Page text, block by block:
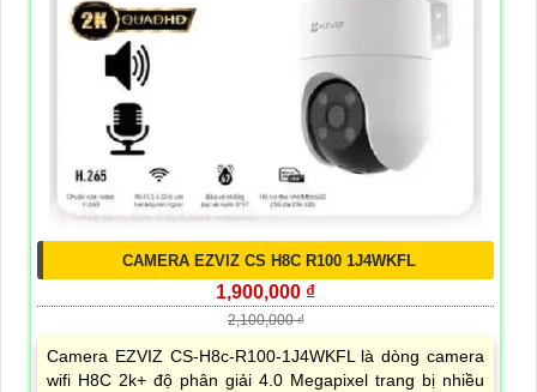
CAMERA EZVIZ CS H8C R100 1J4WKFL
1,900,000 ₫
2,100,000 ₫
Camera EZVIZ CS-H8c-R100-1J4WKFL là dòng camera
wifi H8C 2k+ độ phân giải 4.0 Megapixel trang bị nhiều